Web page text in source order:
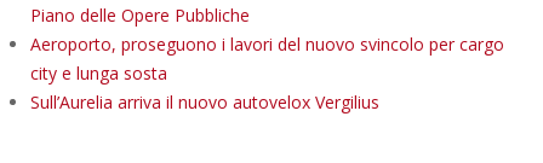
Piano delle Opere Pubbliche
Aeroporto, proseguono i lavori del nuovo svincolo per cargo
city e lunga sosta
Sull’Aurelia arriva il nuovo autovelox Vergilius